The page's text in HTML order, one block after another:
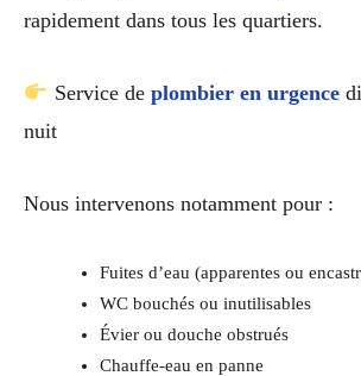
rapidement dans tous les quartiers.
Service de plombier en urgence
nuit
Nous intervenons notamment pour :
Fuites d’eau (apparentes ou
WC bouchés ou inutilisables
Évier ou douche obstrués
Chauffe-eau en panne